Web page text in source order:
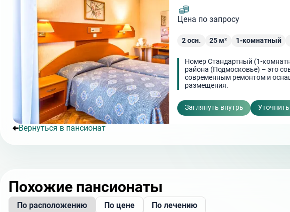
Цена по запросу
2осн. 25м² 1-комнатный
Номер Стандартный (1-
района (Подмосковье) – это
современным ремонтом и
размещения.
Заглянуть внутрь
Вернуться в пансионат
Похожие пансионаты
По расположению По цене По лечению